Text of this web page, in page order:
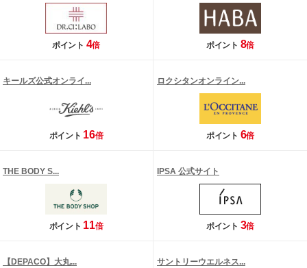
ポイント 4倍 ポイント 8倍
キールズ公式オンライ...
ポイント 16倍
ロクシタンオンライン...
ポイント 6倍
THE BODY S...
ポイント 11倍
IPSA 公式サイト
ポイント 3倍
【DEPACO】大丸... サントリーウエルネス...